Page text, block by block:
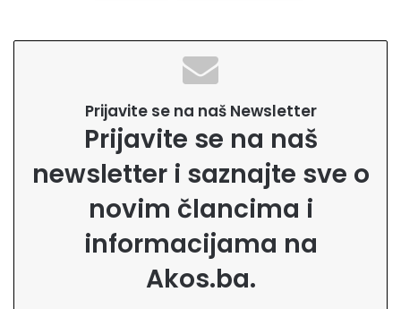
Prijavite se na naš Newsletter
Prijavite se na naš
newsletter i saznajte sve o
novim člancima i
informacijama na
Akos.ba.